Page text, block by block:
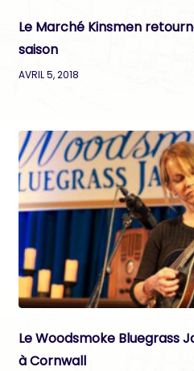
Le Marché Kinsmen
saison
AVRIL 5, 2018
Le Woodsmoke Bluegrass
à Cornwall